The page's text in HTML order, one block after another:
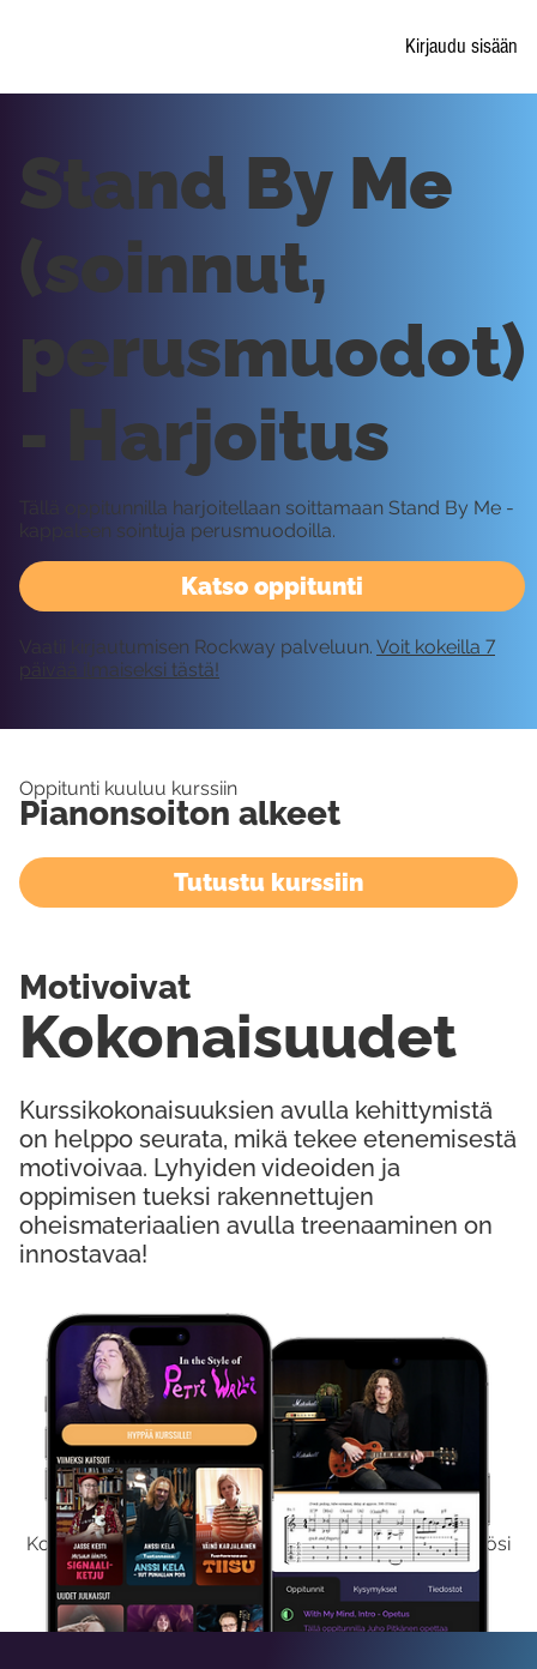
Kirjaudu sisään
Kokeile Ilmaiseksi
Kokeilemalla ilmaiseksi saat koko sisältömme käyttöösi
viikon ajaksi.
Katso oppitunti
Stand By Me
(soinnut,
perusmuodot)
- Harjoitus
Tällä oppitunnilla harjoitellaan soittamaan Stand By Me -
kappaleen sointuja perusmuodoilla.
Vaatii kirjautumisen Rockway palveluun. Voit kokeilla 7
päivää ilmaiseksi tästä!
Oppitunti kuuluu kurssiin
Pianonsoiton alkeet
Tutustu kurssiin
Kurssikokonaisuuksien avulla kehittymistä
on helppo seurata, mikä tekee etenemisestä
motivoivaa. Lyhyiden videoiden ja
oppimisen tueksi rakennettujen
oheismateriaalien avulla treenaaminen on
innostavaa!
Kokonaisuudet
Motivoivat